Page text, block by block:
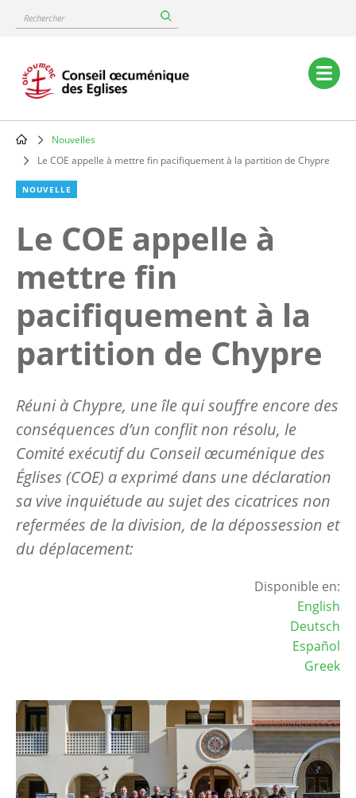
content
Rechercher
Main
navigation
Breadcrumb
Nouvelles
Le COE appelle à mettre fin pacifiquement à la partition de Chypre
NOUVELLE
Le COE appelle à
mettre fin
pacifiquement à la
partition de Chypre
Réuni à Chypre, une île qui souffre encore des
conséquences d’un conflit non résolu, le
Comité exécutif du Conseil œcuménique des
Églises (COE) a exprimé dans une déclaration
sa vive inquiétude au sujet des cicatrices non
refermées de la division, de la dépossession et
du déplacement:
Disponible en:
English
Deutsch
Español
Greek
Image